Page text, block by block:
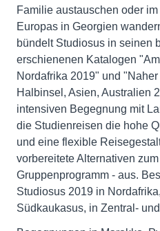
Familie austauschen oder
Europas in Georgien
bündelt Studiosus in seinen
erschienenen Katalogen
Nordafrika 2019" und
Halbinsel, Asien, Australien
intensiven Begegnung mit
die Studienreisen die hohe
und eine flexible
vorbereitete Alternativen
Gruppenprogramm - aus.
Studiosus 2019 in
Südkaukasus, in Zentral-